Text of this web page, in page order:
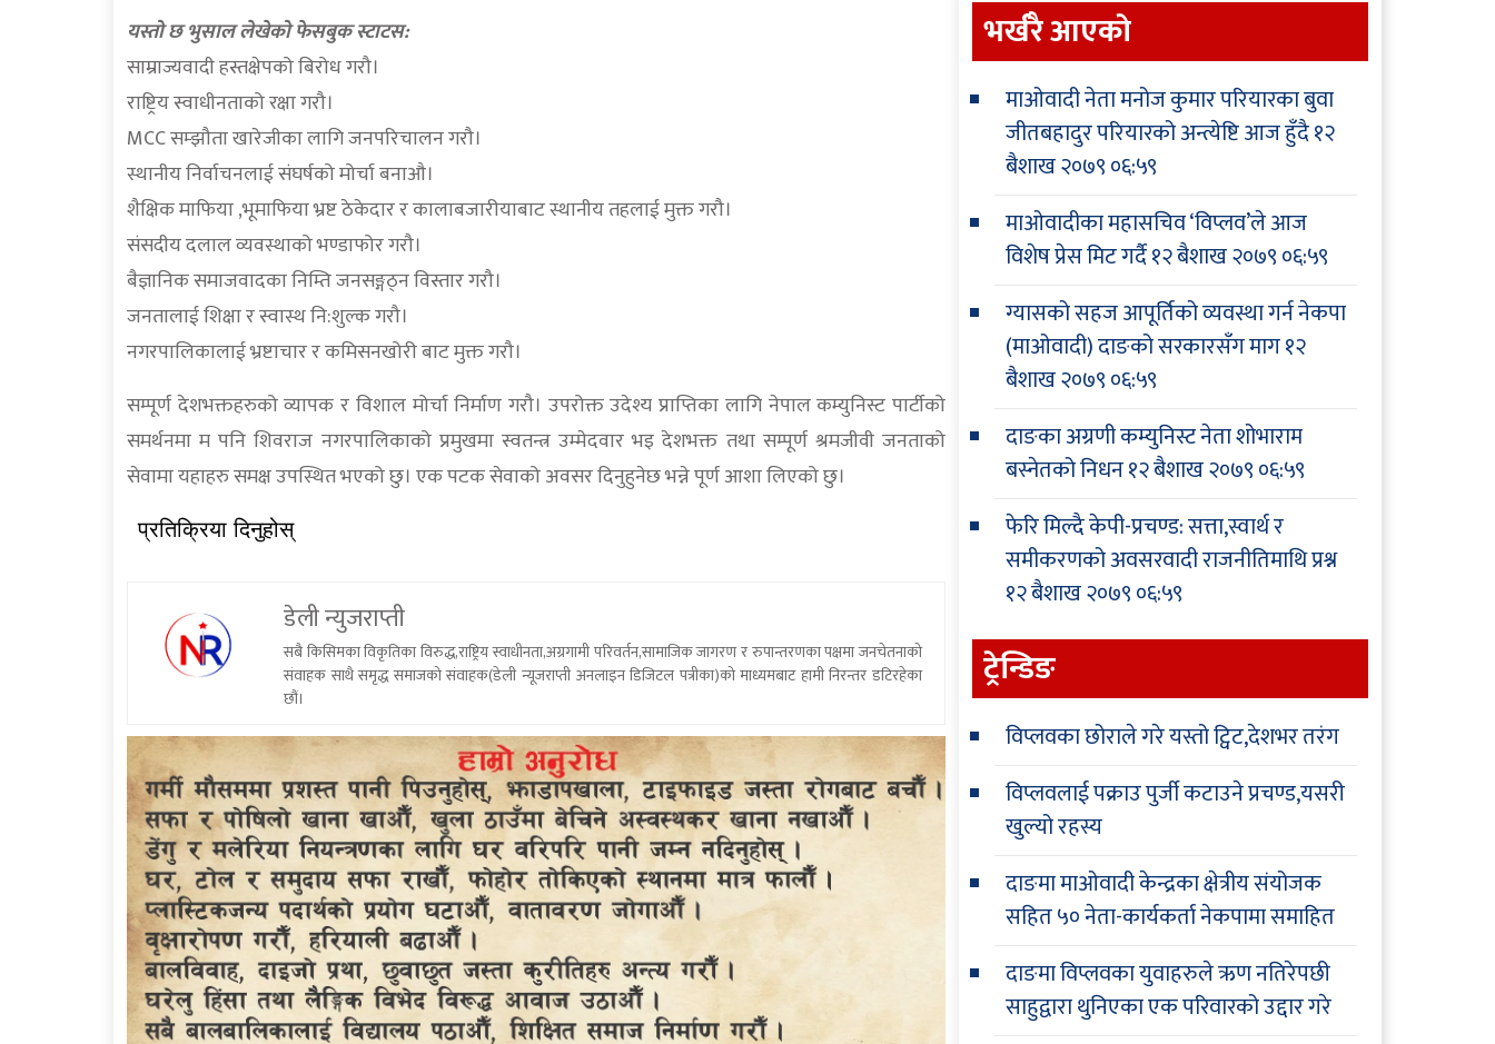
यस्तो छ भुसाल लेखेको फेसबुक स्टाटस:
साम्राज्यवादी हस्तक्षेपको बिरोध गरौ।
राष्ट्रिय स्वाधीनताको रक्षा गरौ।
MCC सम्झौता खारेजीका लागि जनपरिचालन गरौ।
स्थानीय निर्वाचनलाई संघर्षको मोर्चा बनाऔ।
शैक्षिक माफिया ,भूमाफिया भ्रष्ट ठेकेदार र कालाबजारीयाबाट स्थानीय तहलाई मुक्त गरौ।
संसदीय दलाल व्यवस्थाको भण्डाफोर गरौ।
बैज्ञानिक समाजवादका निम्ति जनसङ्गठ्न विस्तार गरौ।
जनतालाई शिक्षा र स्वास्थ नि:शुल्क गरौ।
नगरपालिकालाई भ्रष्टाचार र कमिसनखोरी बाट मुक्त गरौ।
सम्पूर्ण देशभक्तहरुको व्यापक र विशाल मोर्चा निर्माण गरौ। उपरोक्त उदेश्य प्राप्तिका लागि नेपाल कम्युनिस्ट पार्टीको
समर्थनमा म पनि शिवराज नगरपालिकाको प्रमुखमा स्वतन्त्र उम्मेदवार भइ देशभक्त तथा सम्पूर्ण श्रमजीवी जनताको
सेवामा यहाहरु समक्ष उपस्थित भएको छु। एक पटक सेवाको अवसर दिनुहुनेछ भन्ने पूर्ण आशा लिएको छु।
प्रतिक्रिया दिनुहोस्
डेली न्युजराप्ती
सबै किसिमका विकृतिका विरुद्ध,राष्ट्रिय स्वाधीनता,अग्रगामी परिवर्तन,सामाजिक जागरण र रुपान्तरणका पक्षमा जनचेतनाको
संवाहक साथै समृद्ध समाजको संवाहक(डेली न्यूजराप्ती अनलाइन डिजिटल पत्रीका)को माध्यमबाट हामी निरन्तर डटिरहेका
छौं।
भर्खरै आएकाे
माओवादी नेता मनोज कुमार परियारका बुवा
जीतबहादुर परियारको अन्त्येष्टि आज हुँदै१२
बैशाख २०७९ ०६:५९
माओवादीका महासचिव ‘विप्लव’ले आज
विशेष प्रेस मिट गर्दै१२ बैशाख २०७९ ०६:५९
ग्यासको सहज आपूर्तिको व्यवस्था गर्न नेकपा
(माओवादी) दाङको सरकारसँग माग१२
बैशाख २०७९ ०६:५९
दाङका अग्रणी कम्युनिस्ट नेता शोभाराम
बस्नेतको निधन१२ बैशाख २०७९ ०६:५९
फेरि मिल्दै केपी-प्रचण्ड: सत्ता,स्वार्थ र
समीकरणको अवसरवादी राजनीतिमाथि प्रश्न
१२ बैशाख २०७९ ०६:५९
ट्रेन्डिङ
विप्लवका छोराले गरे यस्तो ट्विट,देशभर तरंग
विप्लवलाई पक्राउ पुर्जी कटाउने प्रचण्ड,यसरी
खुल्यो रहस्य
दाङमा माओवादी केन्द्रका क्षेत्रीय संयोजक
सहित ५० नेता-कार्यकर्ता नेकपामा समाहित
दाङमा विप्लवका युवाहरुले ऋण नतिरेपछी
साहुद्वारा थुनिएका एक परिवारको उद्दार गरे